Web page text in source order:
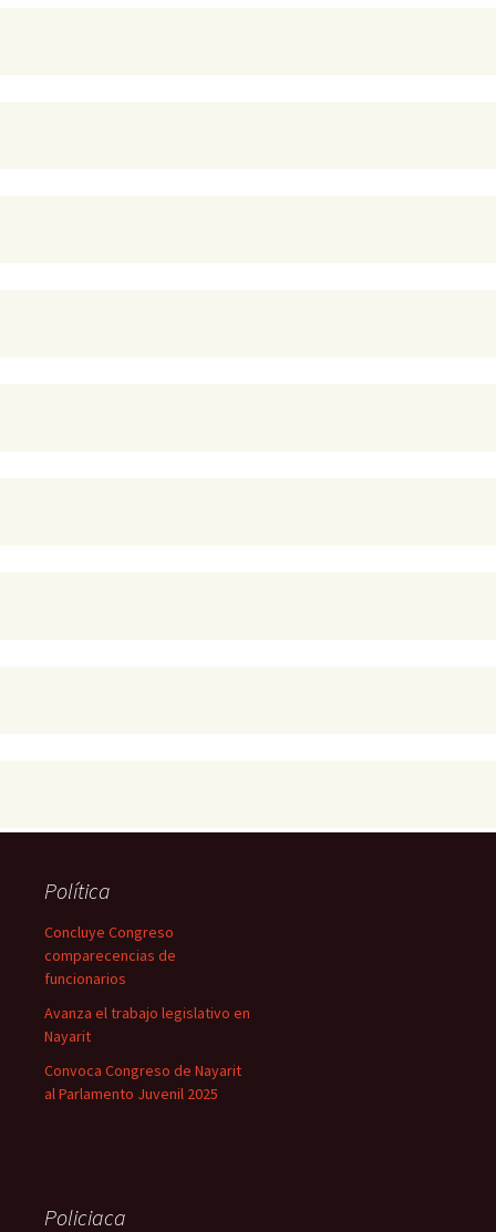
Política
Concluye Congreso
comparecencias de
funcionarios
Avanza el trabajo legislativo en
Nayarit
Convoca Congreso de Nayarit
al Parlamento Juvenil 2025
Policiaca